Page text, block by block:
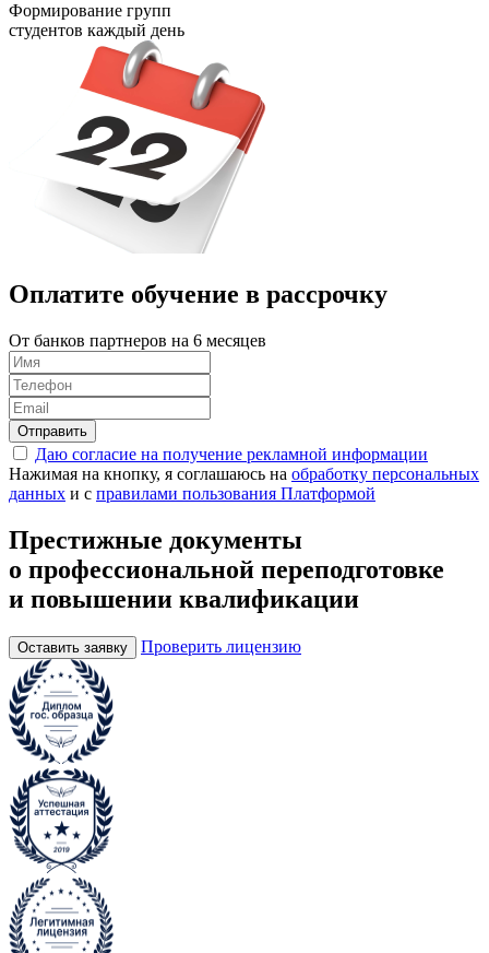
Формирование групп
студентов каждый день
Оплатите обучение в рассрочку
От банков партнеров на 6 месяцев
Отправить
Даю согласие на получение рекламной информации
Нажимая на кнопку, я соглашаюсь на обработку персональных
данных и с правилами пользования Платформой
Престижные документы
о профессиональной переподготовке
и повышении квалификации
Оставить заявку Проверить лицензию